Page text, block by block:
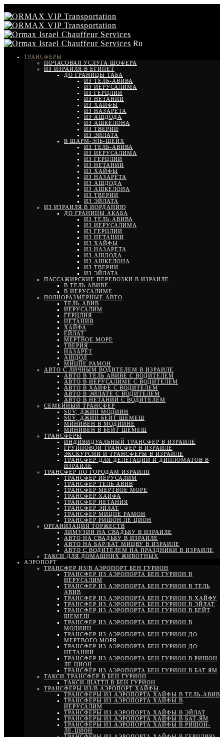
Ru
ТРАНСФЕРЫ
ПОЧАСОВАЯ УСЛУГА ШОФЕРА
ИЗ ИЗРАИЛЯ В ЕГИПЕТ
ДО ГРАНИЦЫ ТАБА
ИЗ ТЕЛЬ-АВИВА
ИЗ ИЕРУСАЛИМА
ИЗ ГЕРЦЛИИ
ИЗ НЕТАНИИ
ИЗ ХАЙФЫ
ИЗ НАЗАРЕТА
ИЗ АШДОДА
ИЗ АШКЕЛОНА
ИЗ ТВЕРИИ
ИЗ ЭЙЛАТА
В ШАРМ-ЭЛЬ-ШЕЙХ
ИЗ ТЕЛЬ-АВИВА
ИЗ ИЕРУСАЛИМА
ИЗ ГЕРЦЛИИ
ИЗ НЕТАНИИ
ИЗ ХАЙФЫ
ИЗ НАЗАРЕТА
ИЗ АШДОДА
ИЗ АШКЕЛОНА
ИЗ ТВЕРИИ
ИЗ ЭЙЛАТА
ИЗ ИЗРАИЛЯ В ИОРДАНИЮ
ДО ГРАНИЦЫ АКАБА
ИЗ ТЕЛЬ-АВИВА
ИЗ ИЕРУСАЛИМА
ИЗ ГЕРЦЛИИ
ИЗ НЕТАНИИ
ИЗ ХАЙФЫ
ИЗ НАЗАРЕТА
ИЗ АШДОДА
ИЗ АШКЕЛОНА
ИЗ ТВЕРИИ
ИЗ ЭЙЛАТА
ПАССАЖИРСКИЕ ПЕРЕВОЗКИ В ИЗРАИЛЕ
В ТЕЛЬ АВИВЕ
В ИЕРУСАЛИМЕ
ПОЛНОРАЗМЕРНЫЕ АВТО
ТЕЛЬ-АВИВ
ИЕРУСАЛИМ
ГЕРЦЛИЯ
НЕТАНИЯ
ХАЙФА
ЕЙЛАТ
МЕРТВОЕ МОРЕ
ТВЕРИЯ
НАЗАРЕТ
АШДОД
МИЦПЕ РАМОН
АВТО С ЛИЧНЫМ ВОДИТЕЛЕМ В ИЗРАИЛЕ
АВТО В ТЕЛЬ АВИВЕ С ВОДИТЕЛЕМ
АВТО В ИЕРУСАЛИМЕ С ВОДИТЕЛЕМ
АВТО В ХАЙФЕ С ВОДИТЕЛЕМ
АВТО В ЭЙЛАТЕ С ВОДИТЕЛЕМ
АВТО В НЕТАНИИ С ВОДИТЕЛЕМ
СЕМЕЙНЫЙ ТРАНСФЕР
SUV, ДЖИП МОДИИН
SUV, ДЖИП БЕЙТ ШЕМЕШ
МИНИВЕН В МОДИИНЕ
МИНИВЕН В БЕЙТ ШЕМЕШ
ТРАНСФЕРЫ
ИНДИВИДУАЛЬНЫЙ ТРАНСФЕР В ИЗРАИЛЕ
ГРУППОВОЙ ТРАНСФЕР В ИЗРАИЛЕ
ЭКСКУРСИИ И ТРАНСФЕРЫ В ИЗРАИЛЕ
ТРАНСФЕР ДЛЯ ДЕЛЕГАЦИЙ И ДИПЛОМАТОВ В
ИЗРАИЛЕ
ТРАНСФЕР ПО ГОРОДАМ ИЗРАИЛЯ
ТРАНСФЕР ИЕРУСАЛИМ
ТРАНСФЕР ТЕЛЬ АВИВ
ТРАНСФЕР МЕРТВОЕ МОРЕ
ТРАНСФЕР ХАЙФА
ТРАНСФЕР НЕТАНИЯ
ТРАНСФЕР ЭЙЛАТ
ТРАНСФЕР МИЦПЕ РАМОН
ТРАНСФЕР РИШОН ЛЕ ЦИОН
ОРГАНИЗАЦИЯ ТОРЖЕСТВ
ЛИМУЗИН НА СВАДЬБУ В ИЗРАИЛЕ
АВТО НА СВАДЬБУ В ИЗРАИЛЕ
АВТО НА БАР/БАТ МИЦВУ В ИЗРАИЛЕ
АВТО С ВОДИТЕЛЕМ НА ПРАЗДНИКИ В ИЗРАИЛЕ
ТАКСИ ДЛЯ ДОМАШНИХ ЖИВОТНЫХ
АЭРОПОРТ
ТРАНСФЕР ИЗ/В АЭРОПОРТ БЕН ГУРИОН
ТРАНСФЕР ИЗ АЭРОПОРТА БЕН ГУРИОН В
ИЕРУСАЛИМ
ТРАНСФЕР ИЗ АЭРОПОРТА БЕН ГУРИОН В ТЕЛЬ
АВИВ
ТРАНСФЕР ИЗ АЭРОПОРТА БЕН ГУРИОН В ХАЙФУ
ТРАНСФЕР ИЗ АЭРОПОРТА БЕН ГУРИОН В ЭЙЛАТ
ТРАНСФЕР ИЗ АЭРОПОРТА БЕН ГУРИОН В БЕЙТ
ШЕМЕШ
ТРАНСФЕР ИЗ АЭРОПОРТА БЕН ГУРИОН В
МОДИИН
ТРАНСФЕР ИЗ АЭРОПОРТА БЕН ГУРИОН ДО
МЕРТВОГО МОРЯ
ТРАНСФЕР ИЗ АЭРОПОРТА БЕН ГУРИОН ДО
НЕТАНИИ
ТРАНСФЕР ИЗ АЭРОПОРТА БЕН ГУРИОН В РИШОН
ЛЕ ЦИОН
ТРАНСФЕР ИЗ АЭРОПОРТА БЕН ГУРИОН В БАТ ЯМ
ТАКСИ-ТРАНСФЕР В БЕН ГУРИОН
ТАКСИ-ШАТТЛ В БЕН ГУРИОН
ТРАНСФЕРЫ ИЗ/В АЭРОПОРТ ХАЙФЫ
ТРАНСФЕРЫ ИЗ АЭРОПОРТА ХАЙФЫ В ТЕЛЬ-АВИВ
ТРАНСФЕРЫ ИЗ АЭРОПОРТА ХАЙФЫ В
ИЕРУСАЛИМ
ТРАНСФЕРЫ ИЗ АЭРОПОРТА ХАЙФЫ В ЭЙЛАТ
ТРАНСФЕРЫ ИЗ АЭРОПОРТА ХАЙФЫ В БАТ-ЯМ
ТРАНСФЕРЫ ИЗ АЭРОПОРТА ХАЙФЫ В РИШОН-
ЛЕ-ЦИОН